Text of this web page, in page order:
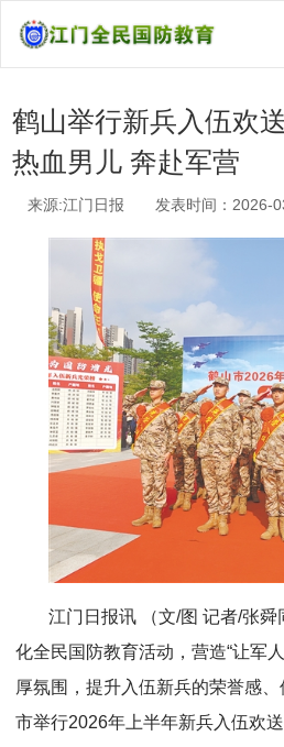
鹤山举行新兵入伍欢
热血男儿 奔赴军营
来源:江门日报 发表时间：2026-
江门日报讯 （文/图 记者/张
化全民国防教育活动，营造“让军
厚氛围，提升入伍新兵的荣誉感
市举行2026年上半年新兵入伍欢